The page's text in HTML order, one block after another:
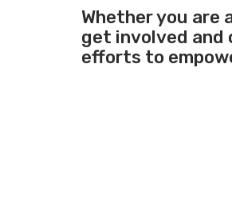
Whether you are
get involved and
efforts to